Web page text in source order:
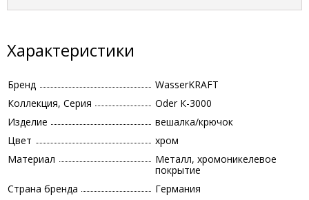
Характеристики
Бренд
WasserKRAFT
Коллекция, Серия
Oder К-3000
Изделие
вешалка/крючок
Цвет
хром
Материал
Металл, хромоникелевое
покрытие
Страна бренда
Германия